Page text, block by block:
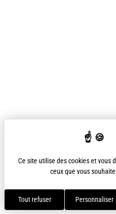
Ce site utilise des cookies et vous
ceux que vous
Tout refuser Personnaliser